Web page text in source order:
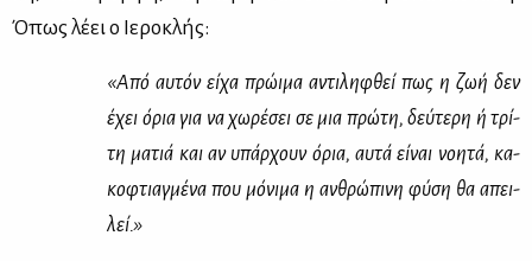
Όπως λέ­ει ο Ιε­ρο­κλής:
«Από αυ­τόν εί­χα πρώ­ι­μα αντι­λη­φθεί πως η ζωή δεν
έχει όρια για να χω­ρέ­σει σε μια πρώ­τη, δεύ­τε­ρη ή τρί­
τη μα­τιά και αν υπάρ­χουν όρια, αυ­τά εί­ναι νοη­τά, κα­
κο­φτιαγ­μέ­να που μό­νι­μα η αν­θρώ­πι­νη φύ­ση θα απει­
λεί.»